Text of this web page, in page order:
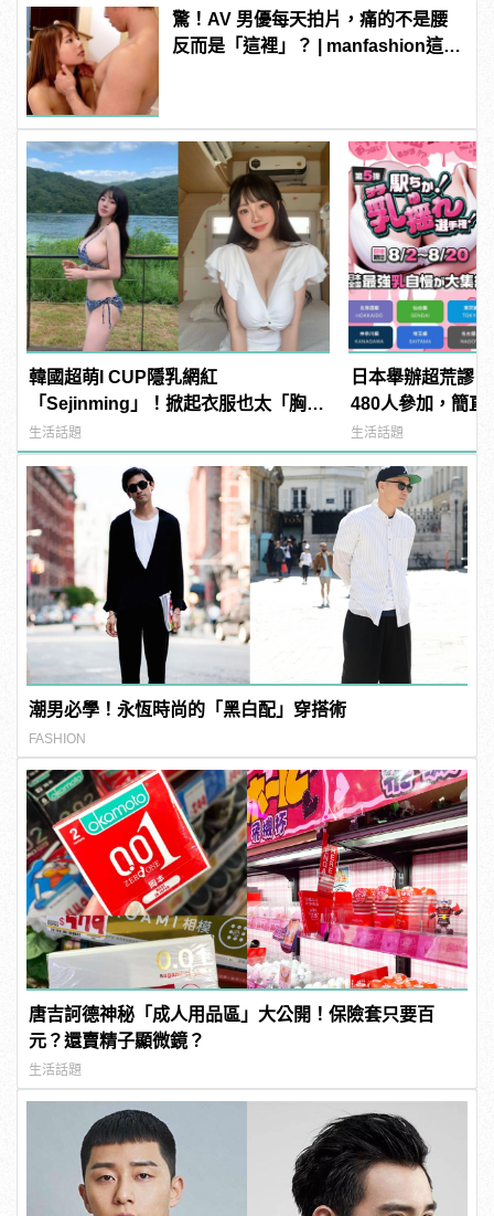
驚！AV 男優每天拍片，痛的不是腰
反而是「這裡」？ | manfashion這樣
韓國超萌I CUP隱乳網紅
「Sejinming」！掀起衣服也太「胸」
了吧！ | manfashion這樣變型男
生活話題
日本舉辦超荒謬
480人參加，簡直
manfashion這樣
生活話題
潮男必學！永恆時尚的「黑白配」穿搭術
FASHION
唐吉訶德神秘「成人用品區」大公開！保險套只要百
元？還賣精子顯微鏡？
生活話題